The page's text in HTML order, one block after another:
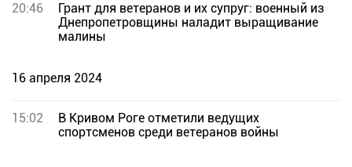
20:46
Грант для ветеранов и их супруг: военный из
Днепропетровщины наладит выращивание
малины
16 апреля 2024
15:02
В Кривом Роге отметили ведущих
спортсменов среди ветеранов войны